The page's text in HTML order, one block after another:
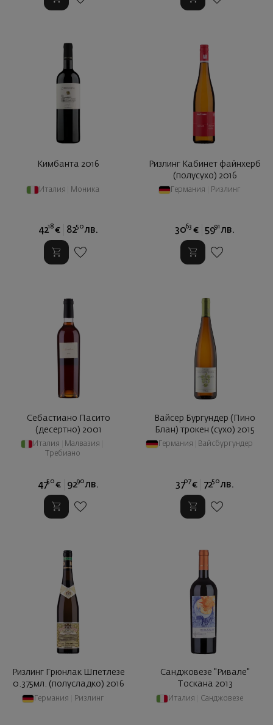
Кимбанта 2016
Италия Моника
4218 € 8250 лв.
Ризлинг Кабинет файнхерб
(полусухо) 2016
Германия Ризлинг
3063 € 5991 лв.
Себастиано Пасито
(десертно) 2001
Италия Малвазия
Требиано
4750 € 9290 лв.
Вайсер Бургундер (Пино
Блан) трокен (сухо) 2015
Германия Вайсбургундер
3707 € 7250 лв.
Ризлинг Грюнлак Шпетлезе
0.375мл. (полусладко) 2016
Германия Ризлинг
Санджовезе "Ривале"
Тоскана 2013
Италия Санджовезе